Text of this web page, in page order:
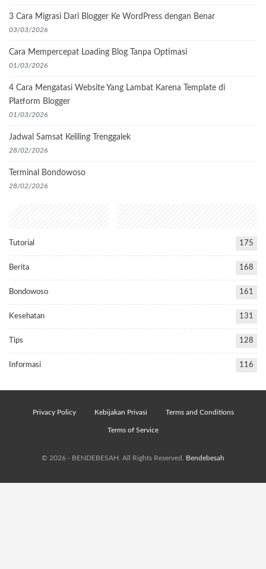
3 Cara Migrasi Dari Blogger Ke WordPress dengan Benar
03/03/2026
Cara Mempercepat Loading Blog Tanpa Optimasi
01/03/2026
4 Cara Mengatasi Website Yang Lambat Karena Template di
Platform Blogger
01/03/2026
Jadwal Samsat Keliling Trenggalek
28/02/2026
Terminal Bondowoso
28/02/2026
Popular Categories
Tutorial 175
Berita 168
Bondowoso 161
Kesehatan 131
Tips 128
Informasi 116
Privacy Policy Kebijakan Privasi Terms and Conditions
Terms of Service
© 2026 - BENDEBESAH. All Rights Reserved. Bendebesah